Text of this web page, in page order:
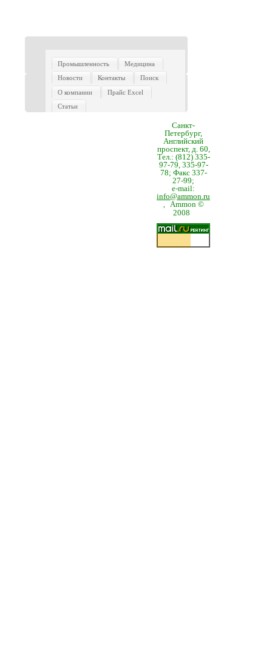
Промышленность
Медицина
Новости
Контакты
Поиск
О компании
Прайс Excel
Статьи
Санкт-
Петербург,
Английский
проспект, д. 60,
Тел.: (812) 335-
97-79, 335-97-
78; Факс 337-
27-99;
e-mail:
info@ammon.ru
Ammon ©
2008